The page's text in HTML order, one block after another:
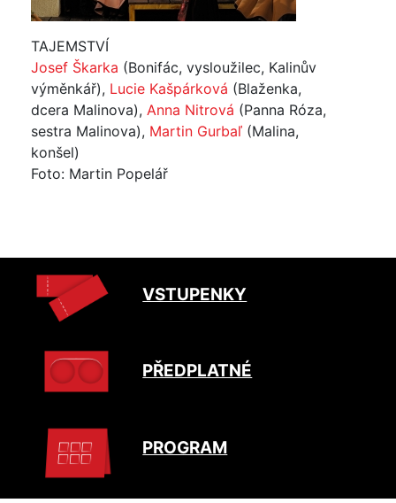
TAJEMSTVÍ
Josef Škarka (Bonifác, vysloužilec, Kalinův
výměnkář), Lucie Kašpárková (Blaženka,
dcera Malinova), Anna Nitrová (Panna Róza,
sestra Malinova), Martin Gurbaľ (Malina,
konšel)
Foto: Martin Popelář
VSTUPENKY
PŘEDPLATNÉ
PROGRAM